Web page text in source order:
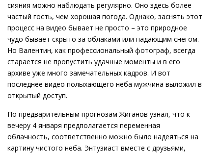
сияния можно наблюдать регулярно. Оно здесь более
частый гость, чем хорошая погода. Однако, заснять этот
процесс на видео бывает не просто – это природное
чудо бывает скрыто за облаками или падающим снегом.
Но Валентин, как профессиональный фотограф, всегда
старается не пропустить удачные моменты и в его
архиве уже много замечательных кадров. И вот
последнее видео полыхающего неба мужчина выложил в
открытый доступ.
По предварительным прогнозам Жиганов узнал, что к
вечеру 4 января предполагается переменная
облачность, соответственно можно было надеяться на
картину чистого неба. Энтузиаст вместе с друзьями,